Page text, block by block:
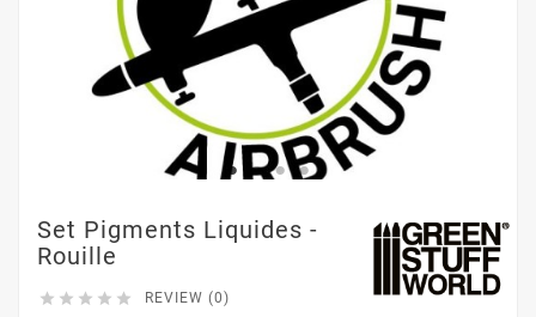
Set Pigments Liquides -
Rouille
     REVIEW (0)